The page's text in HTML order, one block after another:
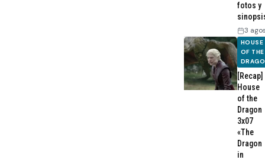
fotos y
3
HOUSE
OF THE
[Recap]
House
of the
Dragon
3x07
«The
Dragon
in